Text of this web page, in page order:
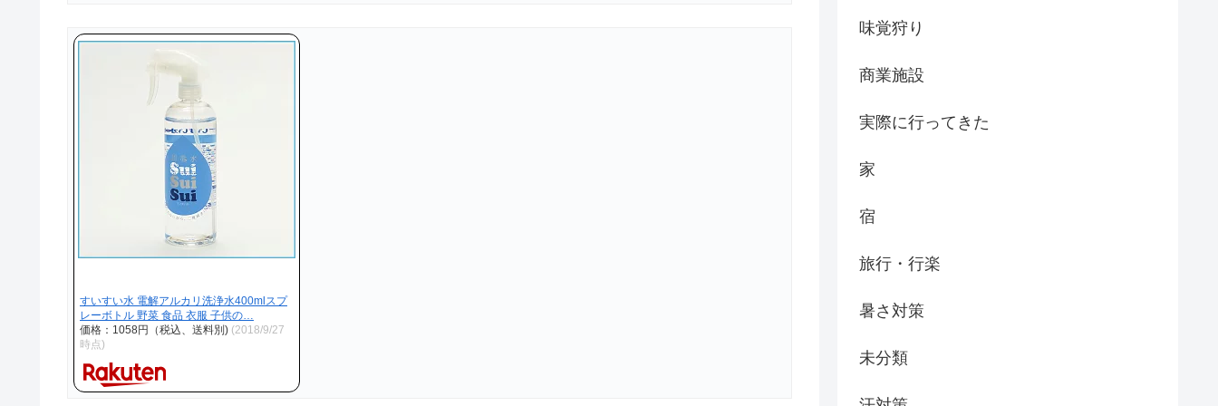
すいすい水 電解アルカリ洗浄水400mlスプ
レーボトル 野菜 食品 衣服 子供の…
価格：1058円（税込、送料別) (2018/9/27
時点)
味覚狩り
商業施設
実際に行ってきた
家
宿
旅行・行楽
暑さ対策
未分類